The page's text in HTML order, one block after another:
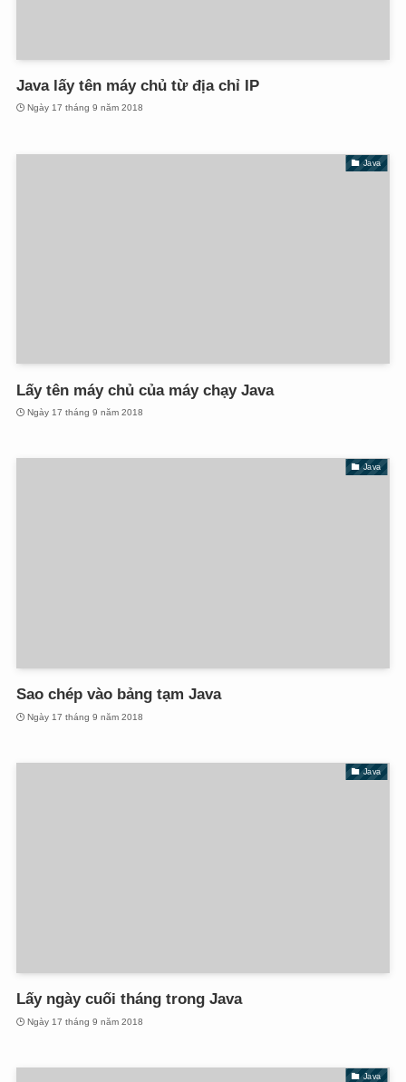
Java lấy tên máy chủ từ địa chỉ IP
Ngày 17 tháng 9 năm 2018
Java
Lấy tên máy chủ của máy chạy Java
Ngày 17 tháng 9 năm 2018
Java
Sao chép vào bảng tạm Java
Ngày 17 tháng 9 năm 2018
Java
Lấy ngày cuối tháng trong Java
Ngày 17 tháng 9 năm 2018
Java